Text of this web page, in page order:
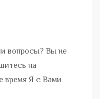
вопросы? Вы не
на
время Я с Вами